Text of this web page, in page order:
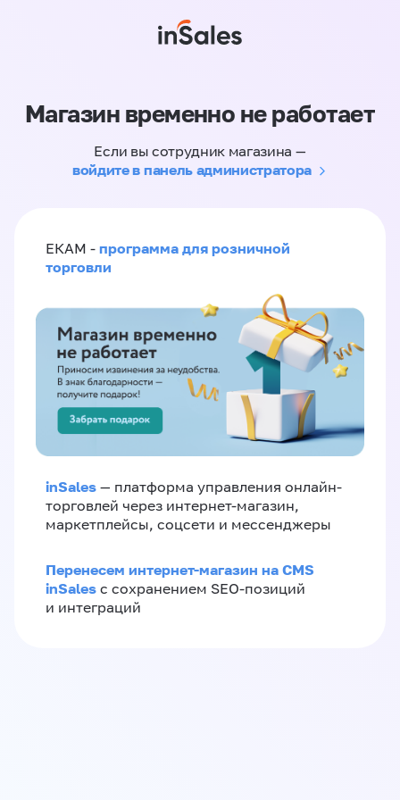
Магазин временно не работает
Если вы сотрудник магазина —
войдите в панель администратора
ЕКАМ - программа для розничной
торговли
inSales — платформа управления онлайн-
торговлей через интернет-магазин,
маркетплейсы, соцсети и мессенджеры
Перенесем интернет-магазин на CMS
inSales с сохранением SEO-позиций
и интеграций